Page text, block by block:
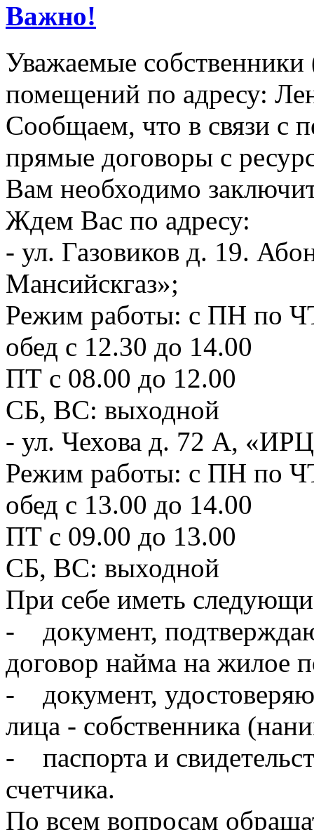
Важно!
Уважаемые
помещений по адресу:
Сообщаем, что в связи с
прямые договоры с
Вам необходимо
Ждем Вас по адресу:
- ул. Газовиков д. 19.
Мансийскгаз»;
Режим работы: с ПН по
обед с 12.30 до 14.00
ПТ с 08.00 до 12.00
СБ, ВС: выходной
- ул. Чехова д. 72 А,
Режим работы: с ПН по
обед с 13.00 до 14.00
ПТ с 09.00 до 13.00
СБ, ВС: выходной
При себе иметь
- документ,
договор найма на жилое
- документ,
лица - собственника
- паспорта и
счетчика.
По всем вопросам